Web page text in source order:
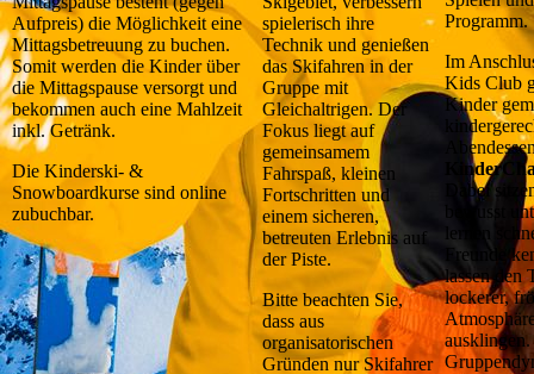
Aufpreis) die Möglichkeit eine
Mittagsbetreuung zu buchen.
Somit werden die Kinder über
die Mittagspause versorgt und
bekommen auch eine Mahlzeit
inkl. Getränk.
Die Kinderski- &
Snowboardkurse sind online
zubuchbar.
spielerisch ihre
Technik und genießen
das Skifahren in der
Gruppe mit
Gleichaltrigen. Der
Fokus liegt auf
gemeinsamem
Fahrspaß, kleinen
Fortschritten und
einem sicheren,
betreuten Erlebnis auf
der Piste.
Bitte beachten Sie,
dass aus
organisatorischen
Gründen nur Skifahrer
Programm.
Im
Kids Club
Kinder
Dabei
bewusst
lernen
Freunde
lassen den
lockerer,